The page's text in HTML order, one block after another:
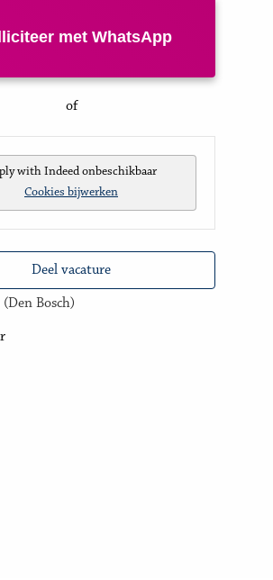
met WhatsApp
of
with Indeed onbeschikbaar
Cookies bijwerken
Deel vacature
(Den Bosch)